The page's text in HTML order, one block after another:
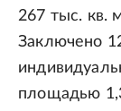
267 тыс. кв.
Заключено
площадью